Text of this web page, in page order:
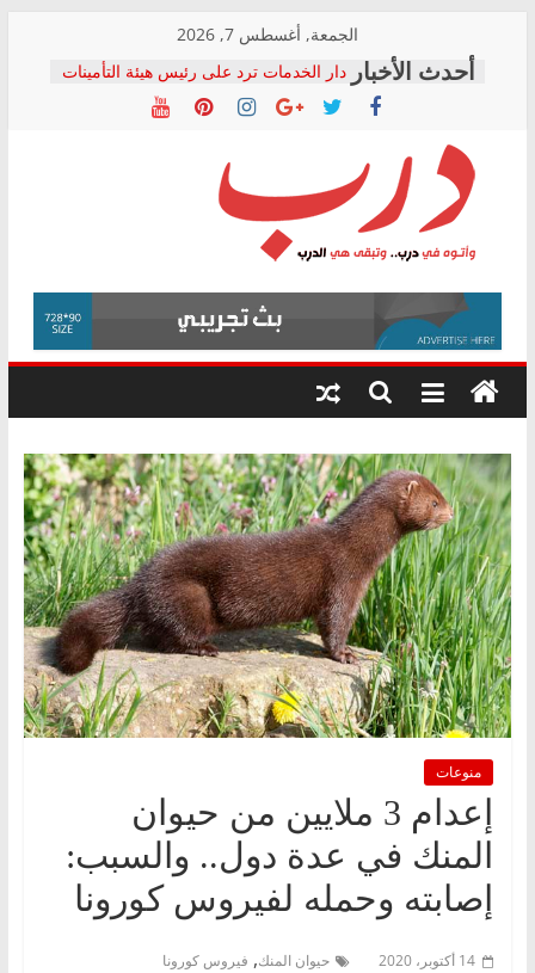
content
الجمعة, أغسطس 7, 2026
دار الخدمات ترد على رئيس هيئة التأمينات
بعد مؤتمره الصحفي: إنكار الأزمة لا ينهي
معاناة أصحاب المعاشات.. ونطالب بكشف
فرحات سليمان يكتب: القطاع الصحي إلى
أين؟
حزب التحالف الشعبي يطلق لجنة “الحق
في الصحة” بالإسكندرية لرصد الانتهاكات
ودعم المرضى
الوزاري لمدينة الصحفيين.. وانتهاء أعمال
إنشاء المبنى الإداري
المجلس القومي لحقوق الإنسان يعلن
متابعة قضية الدكتور محمد زهران.. ويؤكد:
قرينة البراءة وضمانات المحاكمة العادلة
درب
وأتوه
درب..
وتبقى
هي
منوعات
إعدام 3 ملايين من حيوان
المنك في عدة دول.. والسبب:
إصابته وحمله لفيروس كورونا
14 أكتوبر، 2020 حيوان المنك, فيروس كورونا